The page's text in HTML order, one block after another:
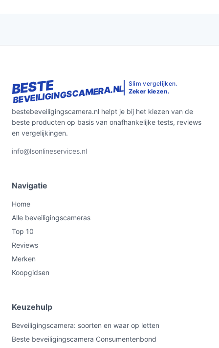
buitenmodel op zonne-energie met Wi‑Fi‑koppeling
naar het Smart Life‑platform, nachtzicht,
bewegingssensor en tweerichtingsaudio. Kies dit model
als je flexibiliteit in plaatsing wilt zonder stroomkabel en
je Wi‑Fi en app‑gebruik overeenkomen. Kies niet als je
nodig hebt; controleer in die gevallen de specificaties.
bestebeveiligingscamera.nl voordat je kiest.
BESTE
BEVEILIGINGSCAMERA.NL Slim vergelijken.
Zeker kiezen.
bestebeveiligingscamera.nl helpt je bij het kiezen van de
beste producten op basis van onafhankelijke tests, reviews
en vergelijkingen.
info@lsonlineservices.nl
Navigatie
Home
Alle beveiligingscameras
Top 10
Reviews
Merken
Koopgidsen
Keuzehulp
Beveiligingscamera: soorten en waar op letten
Beste beveiligingscamera Consumentenbond